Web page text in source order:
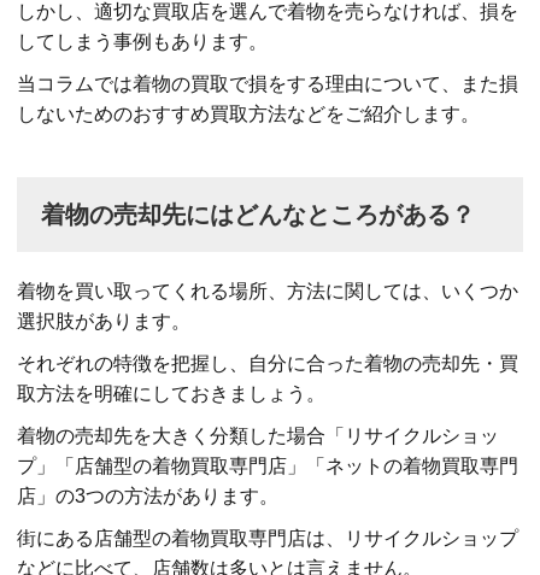
しかし、適切な買取店を選んで着物を売らなければ、損を
してしまう事例もあります。
当コラムでは着物の買取で損をする理由について、また損
しないためのおすすめ買取方法などをご紹介します。
着物の売却先にはどんなところがある？
着物を買い取ってくれる場所、方法に関しては、いくつか
選択肢があります。
それぞれの特徴を把握し、自分に合った着物の売却先・買
取方法を明確にしておきましょう。
着物の売却先を大きく分類した場合「リサイクルショッ
プ」「店舗型の着物買取専門店」「ネットの着物買取専門
店」の3つの方法があります。
街にある店舗型の着物買取専門店は、リサイクルショップ
などに比べて、店舗数は多いとは言えません。